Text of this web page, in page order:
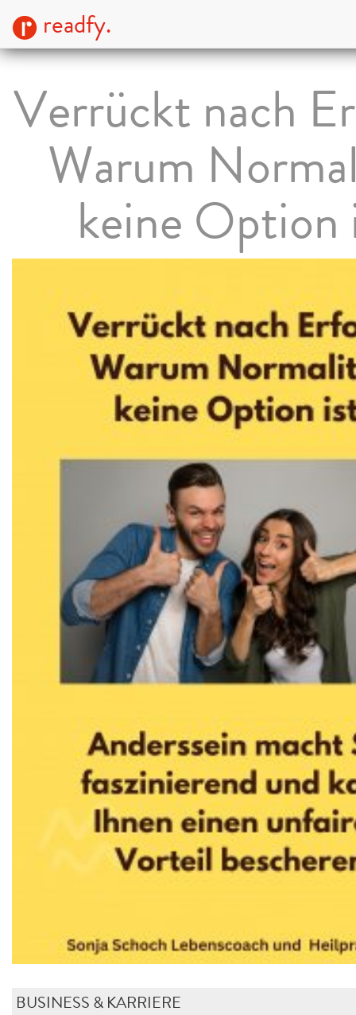
readfy.
Verrückt nach
Warum
keine Option
BUSINESS & KARRIERE